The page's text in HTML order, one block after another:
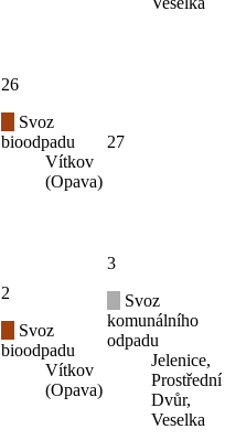
26
Svoz
bioodpadu
Vítkov
(Opava)
27
2
Svoz
bioodpadu
Vítkov
(Opava)
3
Svoz
komunálního
odpadu
Jelenice,
Prostřední
Dvůr,
Veselka